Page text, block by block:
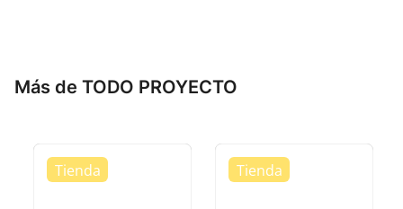
Más de TODO PROYECTO